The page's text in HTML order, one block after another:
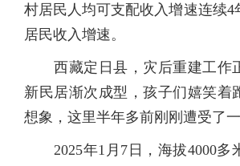
村居民人均可支配收入增速连续4
居民收入增速。
西藏定日县，灾后重建工作
新民居渐次成型，孩子们嬉笑着
想象，这里半年多前刚刚遭受了一
2025年1月7日，海拔4000多